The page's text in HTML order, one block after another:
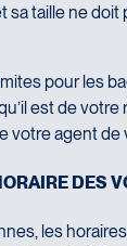
sa taille ne doit
pour les
est de
votre agent de
ORAI RE DES V
les